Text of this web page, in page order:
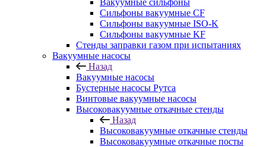
Вакуумные сильфоны
Сильфоны вакуумные CF
Сильфоны вакуумные ISO-K
Сильфоны вакуумные KF
Стенды заправки газом при испытаниях
Вакуумные насосы
Назад
Вакуумные насосы
Бустерные насосы Рутса
Винтовые вакуумные насосы
Высоковакуумные откачные стенды
Назад
Высоковакуумные откачные стенды
Высоковакуумные откачные посты